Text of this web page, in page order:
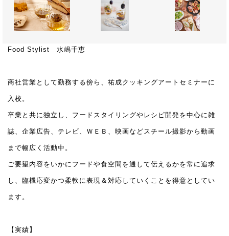
Food Stylist 水嶋千恵
商社営業として勤務する傍ら、祐成クッキングアートセミナーに
入校。
卒業と共に独立し、フードスタイリングやレシピ開発を中心に雑
誌、企業広告、テレビ、ＷＥＢ、映画などスチール撮影から動画
まで幅広く活動中。
ご要望内容をいかにフードや食空間を通して伝えるかを常に追求
し、臨機応変かつ柔軟に表現＆対応していくことを得意としてい
ます。
【実績】